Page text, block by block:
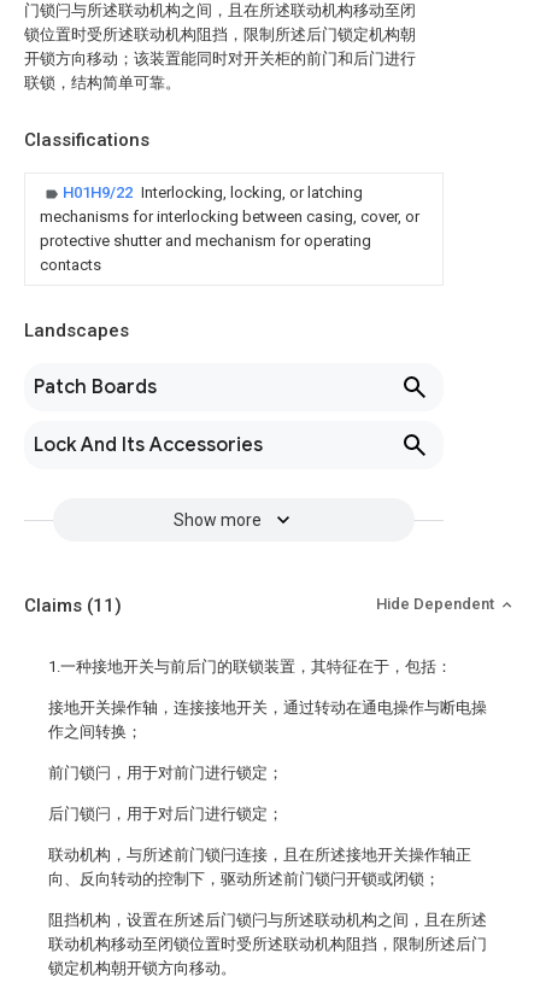
门锁闩与所述联动机构之间，且在所述联动机构移动至闭
锁位置时受所述联动机构阻挡，限制所述后门锁定机构朝
开锁方向移动；该装置能同时对开关柜的前门和后门进行
联锁，结构简单可靠。
Classifications
H01H9/22 Interlocking, locking, or latching
mechanisms for interlocking between casing, cover, or
protective shutter and mechanism for operating
contacts
Landscapes
Patch Boards
Lock And Its Accessories
Show more
Claims (11) Hide Dependent
1.一种接地开关与前后门的联锁装置，其特征在于，包括：
接地开关操作轴，连接接地开关，通过转动在通电操作与断电操
作之间转换；
前门锁闩，用于对前门进行锁定；
后门锁闩，用于对后门进行锁定；
联动机构，与所述前门锁闩连接，且在所述接地开关操作轴正
向、反向转动的控制下，驱动所述前门锁闩开锁或闭锁；
阻挡机构，设置在所述后门锁闩与所述联动机构之间，且在所述
联动机构移动至闭锁位置时受所述联动机构阻挡，限制所述后门
锁定机构朝开锁方向移动。